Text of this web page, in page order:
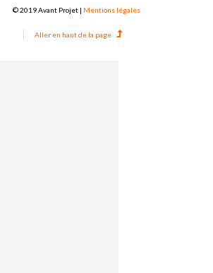
© 2019 Avant Projet | Mentions légales
Aller en haut de la page